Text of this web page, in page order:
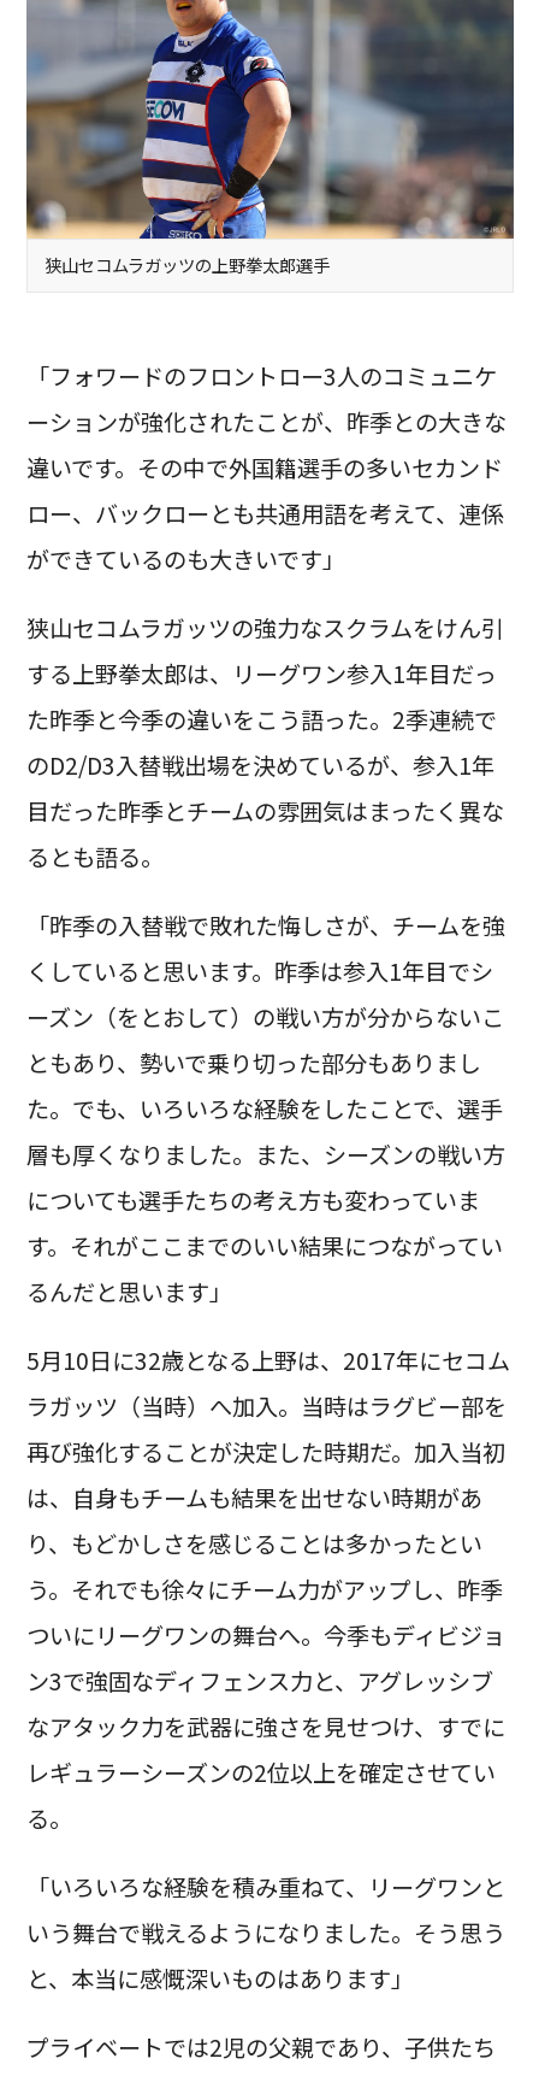
狭山セコムラガッツの上野拳太郎選手
「フォワードのフロントロー3人のコミュニケ
ーションが強化されたことが、昨季との大きな
違いです。その中で外国籍選手の多いセカンド
ロー、バックローとも共通用語を考えて、連係
ができているのも大きいです」
狭山セコムラガッツの強力なスクラムをけん引
する上野拳太郎は、リーグワン参入1年目だっ
た昨季と今季の違いをこう語った。2季連続で
のD2/D3入替戦出場を決めているが、参入1年
目だった昨季とチームの雰囲気はまったく異な
るとも語る。
「昨季の入替戦で敗れた悔しさが、チームを強
くしていると思います。昨季は参入1年目でシ
ーズン（をとおして）の戦い方が分からないこ
ともあり、勢いで乗り切った部分もありまし
た。でも、いろいろな経験をしたことで、選手
層も厚くなりました。また、シーズンの戦い方
についても選手たちの考え方も変わっていま
す。それがここまでのいい結果につながってい
るんだと思います」
5月10日に32歳となる上野は、2017年にセコム
ラガッツ（当時）へ加入。当時はラグビー部を
再び強化することが決定した時期だ。加入当初
は、自身もチームも結果を出せない時期があ
り、もどかしさを感じることは多かったとい
う。それでも徐々にチーム力がアップし、昨季
ついにリーグワンの舞台へ。今季もディビジョ
ン3で強固なディフェンス力と、アグレッシブ
なアタック力を武器に強さを見せつけ、すでに
レギュラーシーズンの2位以上を確定させてい
る。
「いろいろな経験を積み重ねて、リーグワンと
いう舞台で戦えるようになりました。そう思う
と、本当に感慨深いものはあります」
プライベートでは2児の父親であり、子供たち